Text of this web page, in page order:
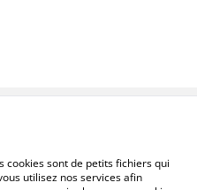
Politique de cookies
cookies sont de petits fichiers qui
utilisez nos services afin